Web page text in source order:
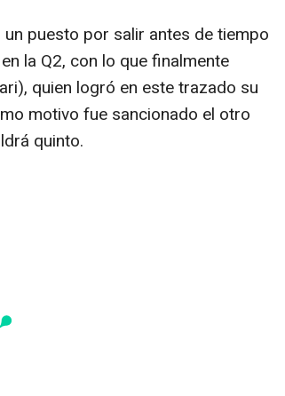
puesto por salir antes de tiempo
la Q2, con lo que finalmente
quien logró en este trazado su
motivo fue sancionado el otro
quinto.